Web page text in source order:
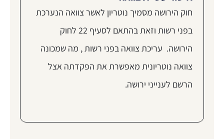
חוק הירושה מסמיך נוטריון לאשר צוואה הנערכת
בפני רשות וזאת בהתאם לסעיף 22 לחוק
הירושה. עריכת צוואה בפני רשות , מה שמכונה
צוואה נוטריונית מאפשרת את הפקדתה אצל
הרשם לענייני ירושה.